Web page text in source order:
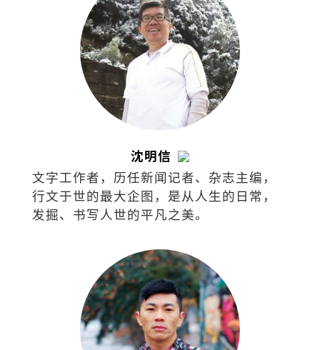
沈明信
文字工作者，历任新闻记者、杂志主编，
行文于世的最大企图，是从人生的日常，
发掘、书写人世的平凡之美。